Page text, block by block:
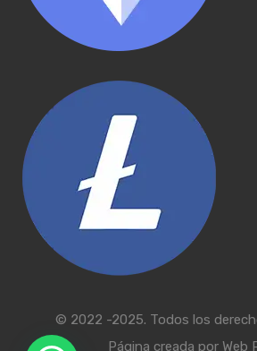
© 2022 -2025. Todos los
Página creada por Web